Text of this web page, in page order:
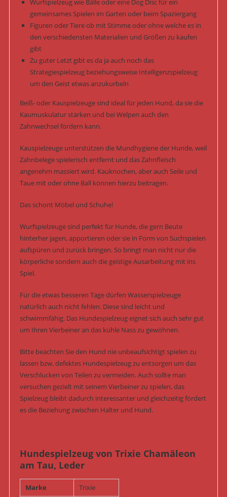
Wurfspielzeug wie Bälle oder eine Dog Disc für ein
gemeinsames Spielen im Garten oder beim Spaziergang
Figuren oder Tiere ob mit Stimme oder ohne welche es in
den verschiedensten Materialien und Größen zu kaufen
gibt
Zu guter Letzt gibt es da ja auch noch das
Strategiespielzeug beziehungsweise Intelligenzspielzeug
um den Geist etwas anzukurbeln
Beiß- oder Kauspielzeuge sind ideal für jeden Hund, da sie die
Kaumuskulatur stärken und bei Welpen auch den
Zahnwechsel fördern kann.
Kauspielzeuge unterstützen die Mundhygiene der Hunde, weil
Zahnbelege spielerisch entfernt und das Zahnfleisch
angenehm massiert wird. Kauknochen, aber auch Seile und
Taue mit oder ohne Ball können hierzu beitragen.
Das schont Möbel und Schuhe!
Wurfspielzeuge sind perfekt für Hunde, die gern Beute
hinterher jagen, apportieren oder sie in Form von Suchspielen
aufspüren und zurück bringen. So bringt man nicht nur die
körperliche sondern auch die geistige Ausarbeitung mit ins
Spiel.
Für die etwas besseren Tage dürfen Wasserspielzeuge
natürlich auch nicht fehlen. Diese sind leicht und
schwimmfähig. Das Hundespielzeug eignet sich auch sehr gut
um Ihren Vierbeiner an das kühle Nass zu gewöhnen.
Bitte beachten Sie den Hund nie unbeaufsichtigt spielen zu
lassen bzw. defektes Hundespielzeug zu entsorgen um das
Verschlucken von Teilen zu vermeiden. Auch sollte man
versuchen gezielt mit seinem Vierbeiner zu spielen, das
Spielzeug bleibt dadurch interessanter und gleichzeitig fördert
es die Beziehung zwischen Halter und Hund.
Hundespielzeug von Trixie Chamäleon
am Tau, Leder
Marke
Trixie